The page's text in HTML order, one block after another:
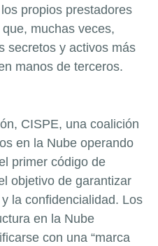
propios prestadores
muchas veces,
secretos y activos más
manos de terceros.
CISPE, una coalición
en la Nube operando
primer código de
objetivo de garantizar
la confidencialidad. Los
en la Nube
con una “marca